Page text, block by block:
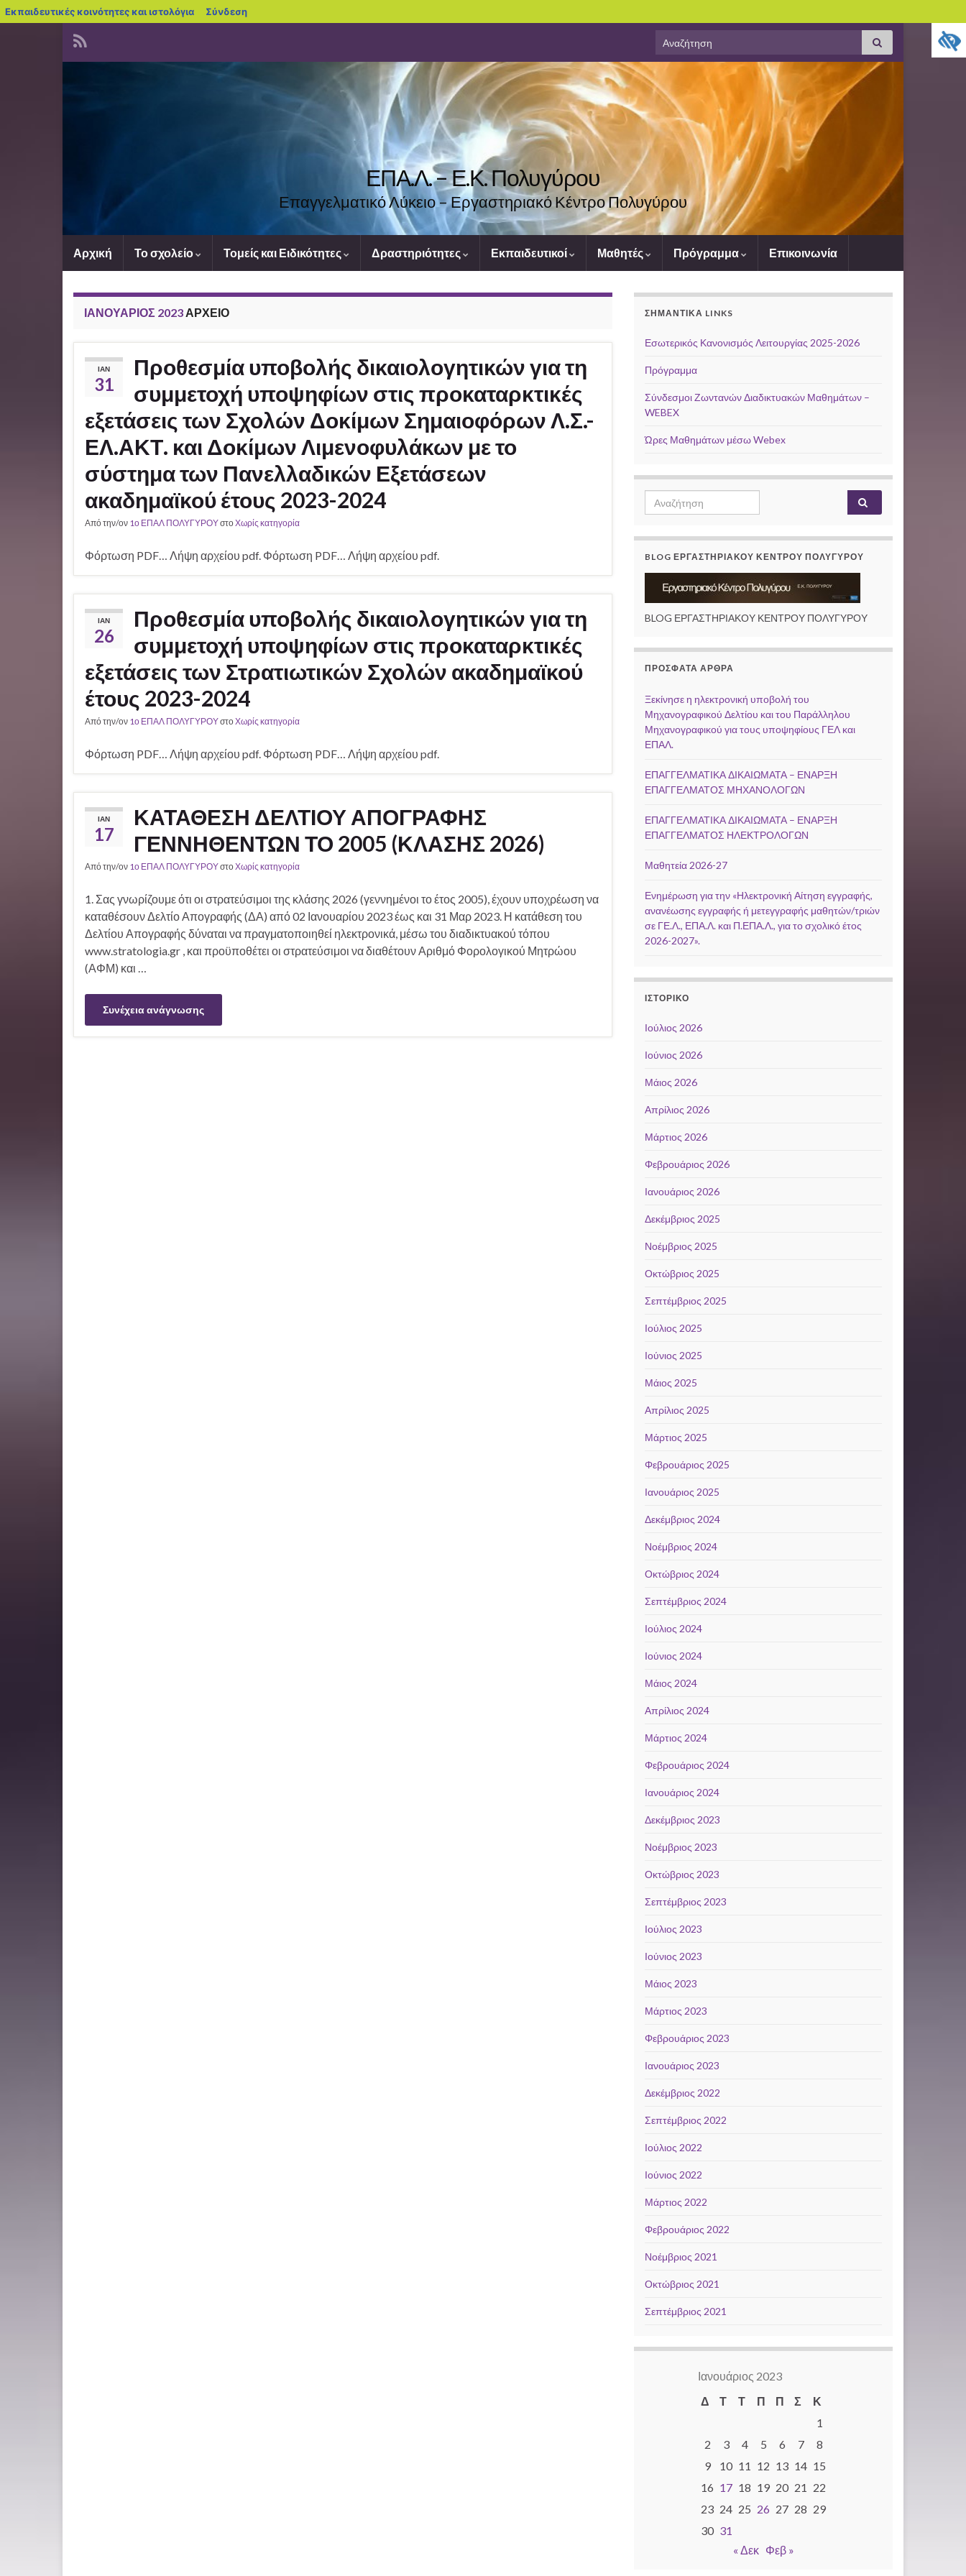
Εκπαιδευτικές κοινότητες και ιστολόγια blogs.sch.gr
Σύνδεση
Search
ΕΠΑ.Λ. – Ε.Κ. Πολυγύρου
Επαγγελματικό Λύκειο – Εργαστηριακό Κέντρο Πολυγύρου
Αρχική Το σχολείο Τομείς και Ειδικότητες Δραστηριότητες Εκπαιδευτικοί Μαθητές Πρόγραμμα Επικοινωνία
ΙΑΝΟΥΆΡΙΟΣ 2023 ΑΡΧΕΊΟ
ΙΑΝ
31
Προθεσμία υποβολής δικαιολογητικών για τη
συμμετοχή υποψηφίων στις προκαταρκτικές
εξετάσεις των Σχολών Δοκίμων Σημαιοφόρων Λ.Σ.-
ΕΛ.ΑΚΤ. και Δοκίμων Λιμενοφυλάκων με το
σύστημα των Πανελλαδικών Εξετάσεων
ακαδημαϊκού έτους 2023-2024
Από την/ον 1ο ΕΠΑΛ ΠΟΛΥΓΥΡΟΥστοΧωρίς κατηγορία
Φόρτωση PDF… Λήψη αρχείου pdf. Φόρτωση PDF… Λήψη αρχείου pdf.
ΙΑΝ
26
Προθεσμία υποβολής δικαιολογητικών για τη
συμμετοχή υποψηφίων στις προκαταρκτικές
εξετάσεις των Στρατιωτικών Σχολών ακαδημαϊκού
έτους 2023-2024
Από την/ον 1ο ΕΠΑΛ ΠΟΛΥΓΥΡΟΥστοΧωρίς κατηγορία
Φόρτωση PDF… Λήψη αρχείου pdf. Φόρτωση PDF… Λήψη αρχείου pdf.
ΙΑΝ
17
ΚΑΤΑΘΕΣΗ ΔΕΛΤΙΟΥ ΑΠΟΓΡΑΦΗΣ
ΓΕΝΝΗΘΕΝΤΩΝ ΤΟ 2005 (ΚΛΑΣΗΣ 2026)
Από την/ον 1ο ΕΠΑΛ ΠΟΛΥΓΥΡΟΥστοΧωρίς κατηγορία
1. Σας γνωρίζουμε ότι οι στρατεύσιμοι της κλάσης 2026 (γεννημένοι το έτος 2005), έχουν υποχρέωση να
καταθέσουν Δελτίο Απογραφής (ΔΑ) από 02 Ιανουαρίου 2023 έως και 31 Μαρ 2023. Η κατάθεση του
Δελτίου Απογραφής δύναται να πραγματοποιηθεί ηλεκτρονικά, μέσω του διαδικτυακού τόπου
www.stratologia.gr , και προϋποθέτει οι στρατεύσιμοι να διαθέτουν Αριθμό Φορολογικού Μητρώου
(ΑΦΜ) και …
Συνέχεια ανάγνωσης
ΣΗΜΑΝΤΙΚΆ LINKS
Εσωτερικός Κανονισμός Λειτουργίας 2025-2026
Πρόγραμμα
Σύνδεσμοι Ζωντανών Διαδικτυακών Μαθημάτων –
WEBEX
Ώρες Μαθημάτων μέσω Webex
Search
for:
BLOG ΕΡΓΑΣΤΗΡΙΑΚΟΥ ΚΕΝΤΡΟΥ ΠΟΛΥΓΥΡΟΥ
BLOG ΕΡΓΑΣΤΗΡΙΑΚΟΥ ΚΕΝΤΡΟΥ ΠΟΛΥΓΥΡΟΥ
ΠΡΌΣΦΑΤΑ ΆΡΘΡΑ
Ξεκίνησε η ηλεκτρονική υποβολή του
Μηχανογραφικού Δελτίου και του Παράλληλου
Μηχανογραφικού για τους υποψηφίους ΓΕΛ και
ΕΠΑΛ.
ΕΠΑΓΓΕΛΜΑΤΙΚΑ ΔΙΚΑΙΩΜΑΤΑ – ΕΝΑΡΞΗ
ΕΠΑΓΓΕΛΜΑΤΟΣ ΜΗΧΑΝΟΛΟΓΩΝ
ΕΠΑΓΓΕΛΜΑΤΙΚΑ ΔΙΚΑΙΩΜΑΤΑ – ΕΝΑΡΞΗ
ΕΠΑΓΓΕΛΜΑΤΟΣ ΗΛΕΚΤΡΟΛΟΓΩΝ
Μαθητεία 2026-27
Ενημέρωση για την «Ηλεκτρονική Αίτηση εγγραφής,
ανανέωσης εγγραφής ή μετεγγραφής μαθητών/τριών
σε ΓΕ.Λ., ΕΠΑ.Λ. και Π.ΕΠΑ.Λ., για το σχολικό έτος
2026-2027».
ΙΣΤΟΡΙΚΌ
Ιούλιος 2026
Ιούνιος 2026
Μάιος 2026
Απρίλιος 2026
Μάρτιος 2026
Φεβρουάριος 2026
Ιανουάριος 2026
Δεκέμβριος 2025
Νοέμβριος 2025
Οκτώβριος 2025
Σεπτέμβριος 2025
Ιούλιος 2025
Ιούνιος 2025
Μάιος 2025
Απρίλιος 2025
Μάρτιος 2025
Φεβρουάριος 2025
Ιανουάριος 2025
Δεκέμβριος 2024
Νοέμβριος 2024
Οκτώβριος 2024
Σεπτέμβριος 2024
Ιούλιος 2024
Ιούνιος 2024
Μάιος 2024
Απρίλιος 2024
Μάρτιος 2024
Φεβρουάριος 2024
Ιανουάριος 2024
Δεκέμβριος 2023
Νοέμβριος 2023
Οκτώβριος 2023
Σεπτέμβριος 2023
Ιούλιος 2023
Ιούνιος 2023
Μάιος 2023
Μάρτιος 2023
Φεβρουάριος 2023
Ιανουάριος 2023
Δεκέμβριος 2022
Σεπτέμβριος 2022
Ιούλιος 2022
Ιούνιος 2022
Μάρτιος 2022
Φεβρουάριος 2022
Νοέμβριος 2021
Οκτώβριος 2021
Σεπτέμβριος 2021
Ιανουάριος 2023
Δ
Τ Τ Π Π Σ
Κ
1
2
3 4 5 6 7
8
9
10 11 12 13 14 15
16 17 18 19 20 21 22
23 24 25 26 27 28 29
30 31
« Δεκ Φεβ »